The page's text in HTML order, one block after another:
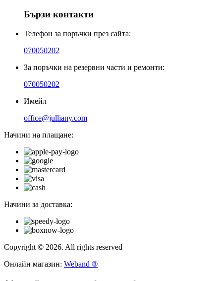
Бързи контакти
Телефон за поръчки през сайта:
070050202
За поръчки на резервни части и ремонти:
070050202
Имейл
office@julliany.com
Начини на плащане:
Начини за доставка:
Copyright © 2026. All rights reserved
Онлайн магазин: Weband ®